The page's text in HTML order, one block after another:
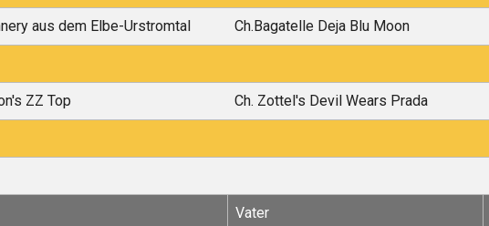
aus dem Elbe-Urstromtal Ch.Bagatelle Deja Blu Moon
ZZ Top Ch. Zottel's Devil Wears Prada
Vater